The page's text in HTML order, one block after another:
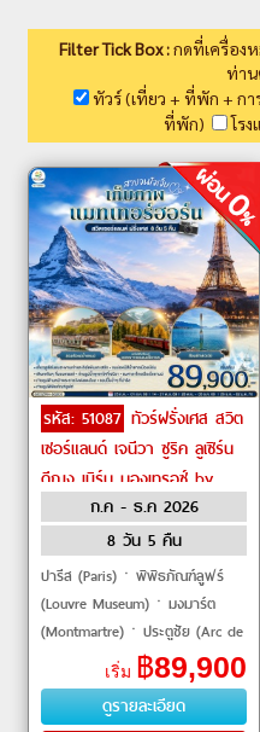
Filter Tick Box :กดที่เครื่อง
ท่าน
ทัวร์ (เที่ยว + ที่พัก + กา
ที่พัก)
โรง
รหัส: 51087 ทัวร์ฝรั่งเศส สวิต
เซอร์แลนด์ เจนีวา ซูริค ลูเซิร์น
ดีฌง เบิร์น มองเทรอซ์ by
Singapore Airlines
ก.ค - ธ.ค 2026
8 วัน 5 คืน
ปารีส (Paris)ㆍพิพิธภัณฑ์ลูฟร์
(Louvre Museum)ㆍมงมาร์ต
(Montmartre)ㆍประตูชัย (Arc de
Triomphe)ㆍหอไอเฟล (Eiffel
Tower)ㆍล่องเรือแม่น้ำแซนน์
(Seine River Cruise)ㆍห้�
เริ่ม ฿89,900
ดูรายละเอียด